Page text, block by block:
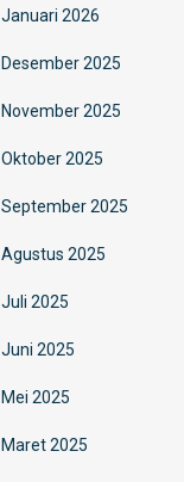
Januari 2026
Desember 2025
November 2025
Oktober 2025
September 2025
Agustus 2025
Juli 2025
Juni 2025
Mei 2025
Maret 2025